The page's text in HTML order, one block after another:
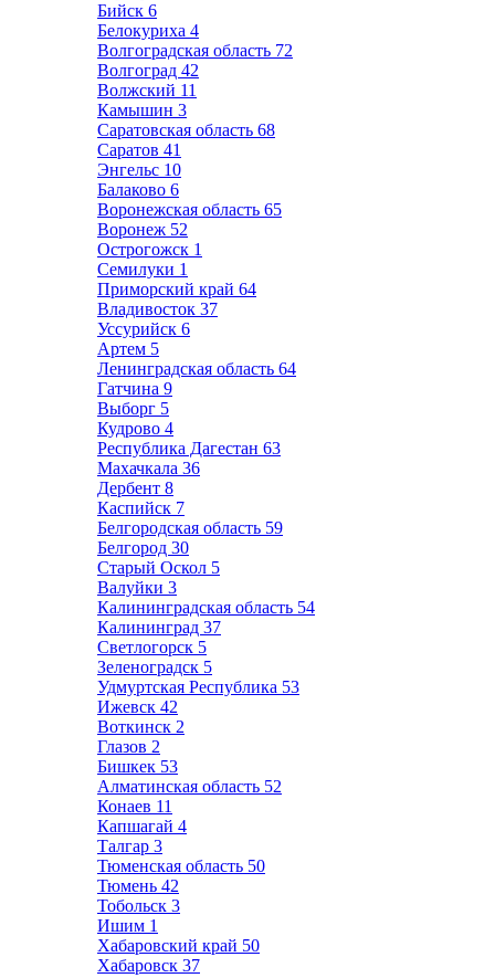
Бийск 6
Белокуриха 4
Волгоградская область 72
Волгоград 42
Волжский 11
Камышин 3
Саратовская область 68
Саратов 41
Энгельс 10
Балаково 6
Воронежская область 65
Воронеж 52
Острогожск 1
Семилуки 1
Приморский край 64
Владивосток 37
Уссурийск 6
Артем 5
Ленинградская область 64
Гатчина 9
Выборг 5
Кудрово 4
Республика Дагестан 63
Махачкала 36
Дербент 8
Каспийск 7
Белгородская область 59
Белгород 30
Старый Оскол 5
Валуйки 3
Калининградская область 54
Калининград 37
Светлогорск 5
Зеленоградск 5
Удмуртская Республика 53
Ижевск 42
Воткинск 2
Глазов 2
Бишкек 53
Алматинская область 52
Конаев 11
Капшагай 4
Талгар 3
Тюменская область 50
Тюмень 42
Тобольск 3
Ишим 1
Хабаровский край 50
Хабаровск 37